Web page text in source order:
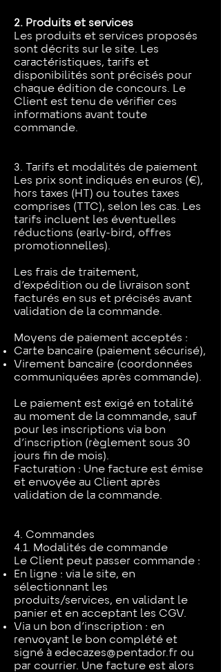
2. Produits et services
Les produits et services proposés
sont décrits sur le site. Les
caractéristiques, tarifs et
disponibilités sont précisés pour
chaque édition de concours. Le
Client est tenu de vérifier ces
informations avant toute
commande.
3. Tarifs et modalités de paiement
Les prix sont indiqués en euros (€),
hors taxes (HT) ou toutes taxes
comprises (TTC), selon les cas. Les
tarifs incluent les éventuelles
réductions (early-bird, offres
promotionnelles).
Les frais de traitement,
d’expédition ou de livraison sont
facturés en sus et précisés avant
validation de la commande.
Moyens de paiement acceptés :
Carte bancaire (paiement sécurisé),
Virement bancaire (coordonnées
communiquées après commande).
Le paiement est exigé en totalité
au moment de la commande, sauf
pour les inscriptions via bon
d’inscription (règlement sous 30
jours fin de mois).
Facturation : Une facture est émise
et envoyée au Client après
validation de la commande.
4. Commandes
4.1. Modalités de commande
Le Client peut passer commande :
En ligne : via le site, en
sélectionnant les
produits/services, en validant le
panier et en acceptant les CGV.
Via un bon d’inscription : en
renvoyant le bon complété et
signé à edecazes@pentador.fr ou
par courrier. Une facture est alors